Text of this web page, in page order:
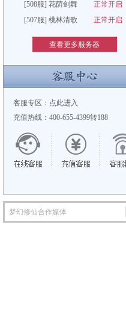
[508服] 花荫剑舞
正常开启
[507服] 桃林清歌
正常开启
查看更多服务器
客服专区： 点此进入
充值热线：400-655-4399转188
梦幻修仙合作媒体